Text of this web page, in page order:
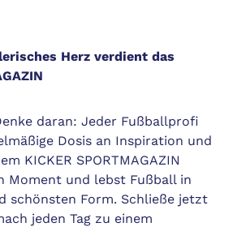
Herz verdient das
daran: Jeder Fußballprofi
Dosis an Inspiration und
KICKER SPORTMAGAZIN
Moment und lebst Fußball in
schönsten Form. Schließe jetzt
jeden Tag zu einem